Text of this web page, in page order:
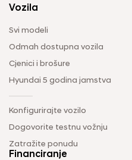
Vozila
Svi modeli
Odmah dostupna vozila
Cjenici i brošure
Hyundai 5 godina jamstva
Konfigurirajte vozilo
Dogovorite testnu vožnju
Zatražite ponudu
Financiranje